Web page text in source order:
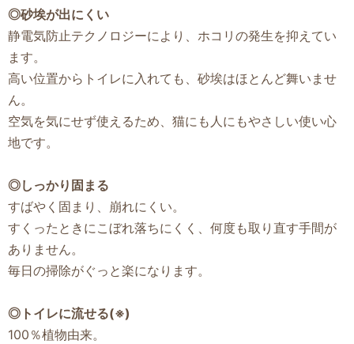
◎砂埃が出にくい
静電気防止テクノロジーにより、ホコリの発生を抑えてい
ます。
高い位置からトイレに入れても、砂埃はほとんど舞いませ
ん。
空気を気にせず使えるため、猫にも人にもやさしい使い心
地です。
◎しっかり固まる
すばやく固まり、崩れにくい。
すくったときにこぼれ落ちにくく、何度も取り直す手間が
ありません。
毎日の掃除がぐっと楽になります。
◎トイレに流せる(※)
100％植物由来。